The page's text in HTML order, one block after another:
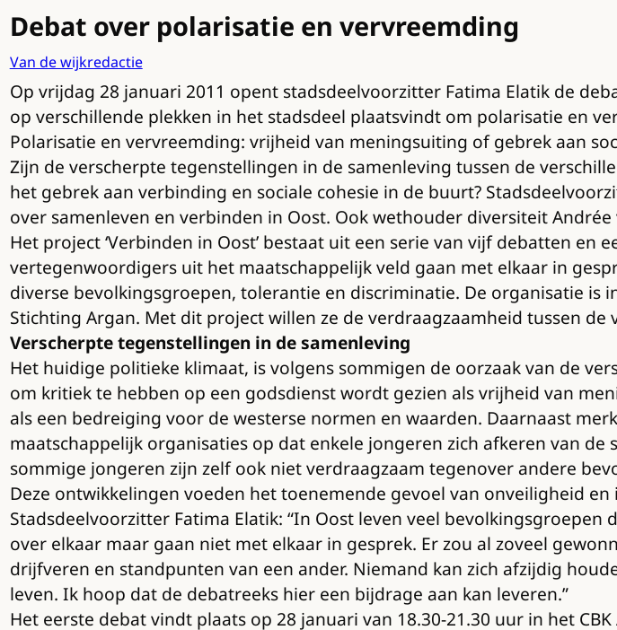
Debat over polarisatie en vervreemding
Van de wijkredactie
Op vrijdag 28 januari 2011 opent stadsdeelvoorzitter Fatima Elatik de
op verschillende plekken in het stadsdeel plaatsvindt om polarisatie en
Polarisatie en vervreemding: vrijheid van meningsuiting of gebrek aan
Zijn de verscherpte tegenstellingen in de samenleving tussen de
het gebrek aan verbinding en sociale cohesie in de buurt?
over samenleven en verbinden in Oost. Ook wethouder diversiteit
Het project ‘Verbinden in Oost’ bestaat uit een serie van vijf debatten
vertegenwoordigers uit het maatschappelijk veld gaan met elkaar in
diverse bevolkingsgroepen, tolerantie en discriminatie. De organisatie is
Stichting Argan. Met dit project willen ze de verdraagzaamheid tussen
Verscherpte tegenstellingen in de samenleving
Het huidige politieke klimaat, is volgens sommigen de oorzaak van de
om kritiek te hebben op een godsdienst wordt gezien als vrijheid van
als een bedreiging voor de westerse normen en waarden. Daarnaast
maatschappelijk organisaties op dat enkele jongeren zich afkeren van
sommige jongeren zijn zelf ook niet verdraagzaam tegenover andere
Deze ontwikkelingen voeden het toenemende gevoel van onveiligheid
Stadsdeelvoorzitter Fatima Elatik: “In Oost leven veel
over elkaar maar gaan niet met elkaar in gesprek. Er zou al zoveel
drijfveren en standpunten van een ander. Niemand kan zich afzijdig
leven. Ik hoop dat de debatreeks hier een bijdrage aan kan leveren.”
Het eerste debat vindt plaats op 28 januari van 18.30-21.30 uur in het